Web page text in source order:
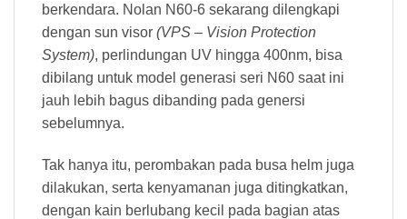
berkendara. Nolan N60-6 sekarang dilengkapi
dengan sun visor (VPS – Vision Protection
System), perlindungan UV hingga 400nm, bisa
dibilang untuk model generasi seri N60 saat ini
jauh lebih bagus dibanding pada genersi
sebelumnya.
Tak hanya itu, perombakan pada busa helm juga
dilakukan, serta kenyamanan juga ditingkatkan,
dengan kain berlubang kecil pada bagian atas